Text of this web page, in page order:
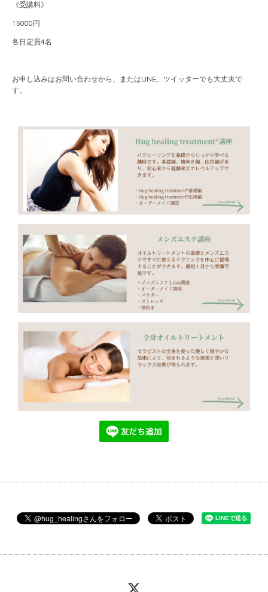
《受講料》
15000円
各日定員4名
お申し込みはお問い合わせから、またはLINE、ツイッターでも大丈夫で
す。